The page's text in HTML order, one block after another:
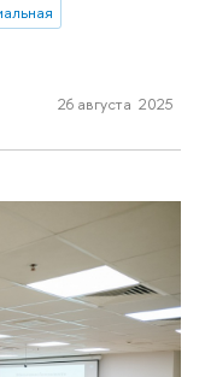
26 августа 2025